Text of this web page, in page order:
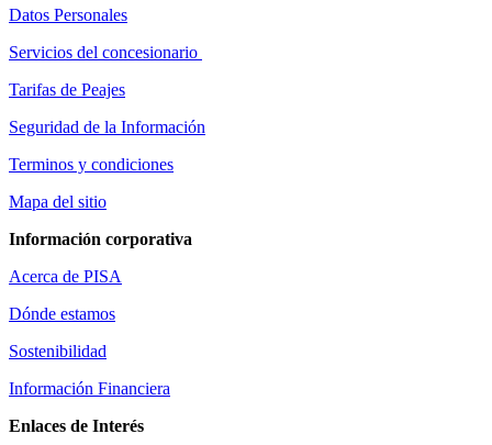
Datos Personales
Servicios del concesionario
Tarifas de Peajes
Seguridad de la Información
Terminos y condiciones
Mapa del sitio
Información corporativa
Acerca de PISA
Dónde estamos
Sostenibilidad
Información Financiera
Enlaces de Interés